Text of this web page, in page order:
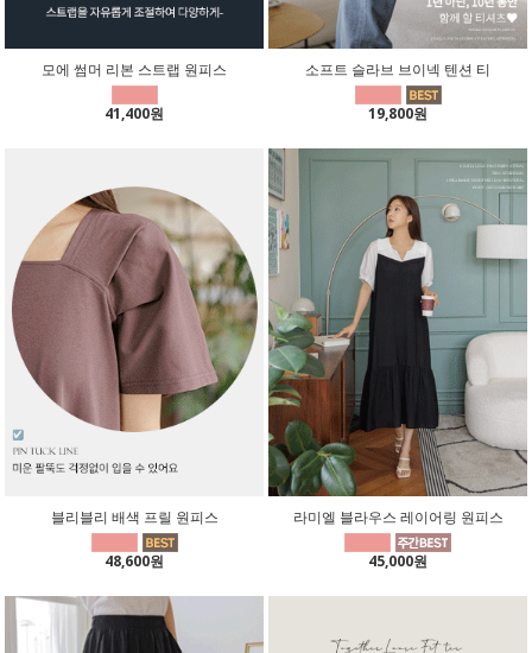
모에 썸머 리본 스트랩 원피스
41,400원
소프트 슬라브 브이넥 텐션 티
19,800원
블리블리 배색 프릴 원피스
48,600원
라미엘 블라우스 레이어링 원피스
45,000원